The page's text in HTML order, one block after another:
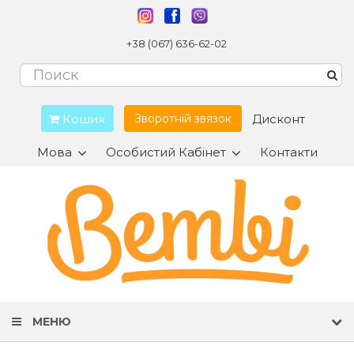
+38 (067) 636-62-02
Кошик Зворотній звязок Дисконт
Мова Особистий Кабінет Контакти
МЕНЮ